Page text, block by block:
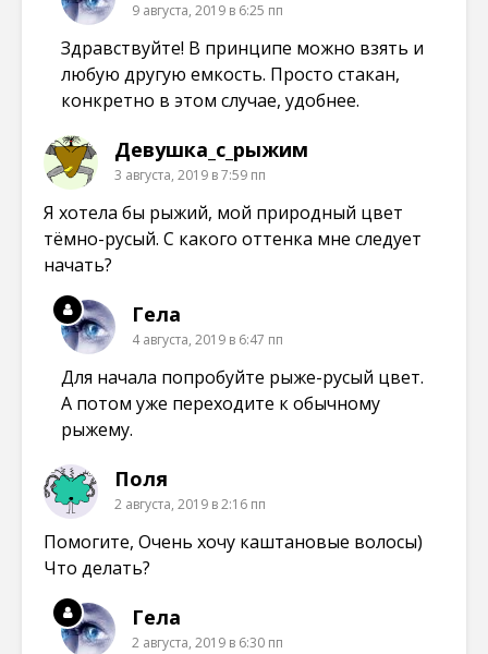
9 августа, 2019 в 6:25 пп
Здравствуйте! В принципе можно взять и
любую другую емкость. Просто стакан,
конкретно в этом случае, удобнее.
Девушка_с_рыжим
3 августа, 2019 в 7:59 пп
Я хотела бы рыжий, мой природный цвет
тёмно-русый. С какого оттенка мне следует
начать?
Гела
4 августа, 2019 в 6:47 пп
Для начала попробуйте рыже-русый цвет.
А потом уже переходите к обычному
рыжему.
Поля
2 августа, 2019 в 2:16 пп
Помогите, Очень хочу каштановые волосы)
Что делать?
Гела
2 августа, 2019 в 6:30 пп